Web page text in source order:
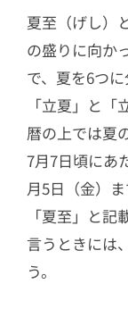
夏至（げし）
の盛りに向か
で、夏を6つ
「立夏」と「
暦の上では夏
7月7日頃にあ
月5日（金）
「夏至」と
言うときには
う。